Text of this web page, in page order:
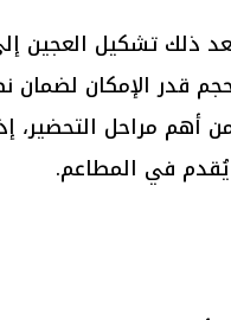
ذلك تشكيل العجين
قدر الإمكان
من أهم مراحل
في المطاعم.